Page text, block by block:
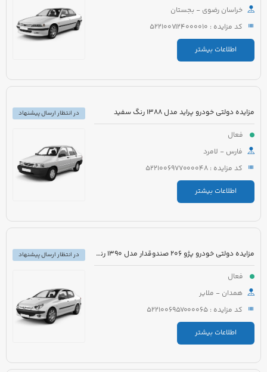
خراسان رضوی - بجستان
کد مزایده : 5221007124000010
اطلاعات بیشتر
مزایده دولتی خودرو پراید مدل 1388 رنگ سفید
فعال
فارس - لامرد
کد مزایده : 5221006977000048
اطلاعات بیشتر
در انتظار ارسال پیشنهاد
مزایده دولتی خودرو پژو 206 صندوقدار مدل 1390 رنگ سفید روغنی
فعال
همدان - ملایر
کد مزایده : 5221006957000065
اطلاعات بیشتر
در انتظار ارسال پیشنهاد